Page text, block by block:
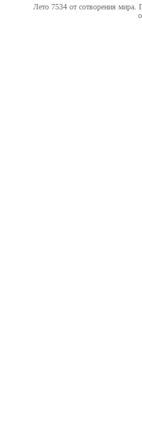
Лето 7534 от сотворения мира.